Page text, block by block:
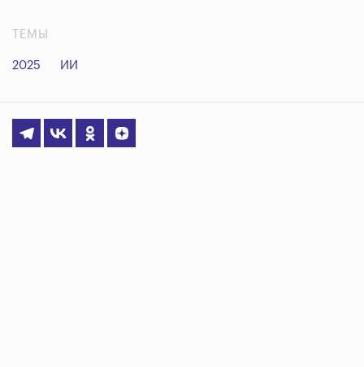
ТЕМЫ
2025 ИИ